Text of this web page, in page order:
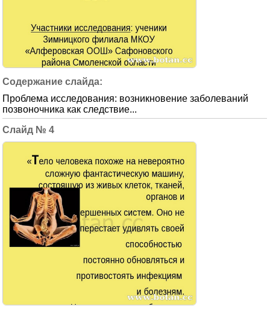
Проблема исследования: возникновение заболеваний
позвоночника как следствие...
4